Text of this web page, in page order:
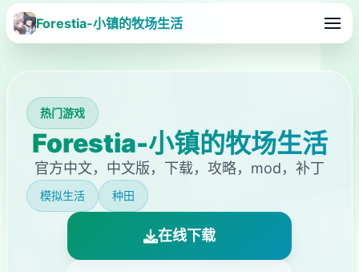
Forestia-小镇的牧场生活
热门游戏
Forestia-小镇的牧场生活
官方中文，中文版，下载，攻略，mod，补丁
模拟生活 种田
在线下载